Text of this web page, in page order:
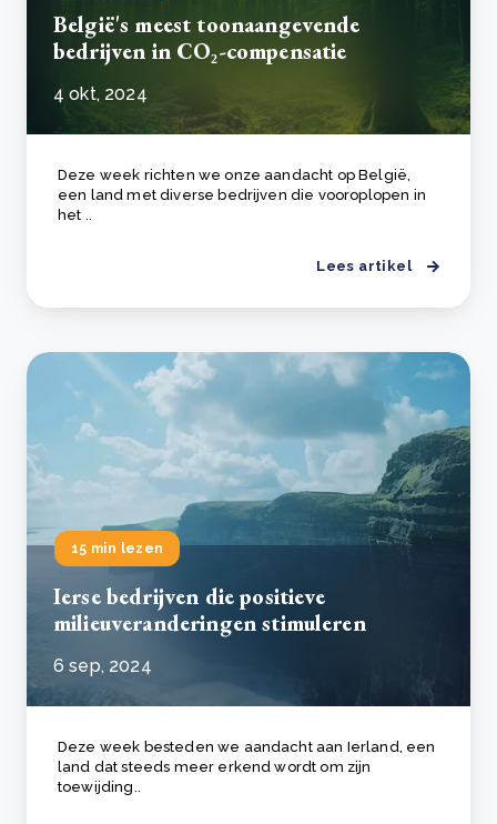
België's meest toonaangevende
bedrijven in CO₂-compensatie
4 okt, 2024
Deze week richten we onze aandacht op België,
een land met diverse bedrijven die vooroplopen in
het ..
Lees artikel
15 min lezen
Ierse bedrijven die positieve
milieuveranderingen stimuleren
6 sep, 2024
Deze week besteden we aandacht aan Ierland, een
land dat steeds meer erkend wordt om zijn
toewijding..